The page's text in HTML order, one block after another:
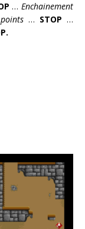
…Enchainement
… STOP …